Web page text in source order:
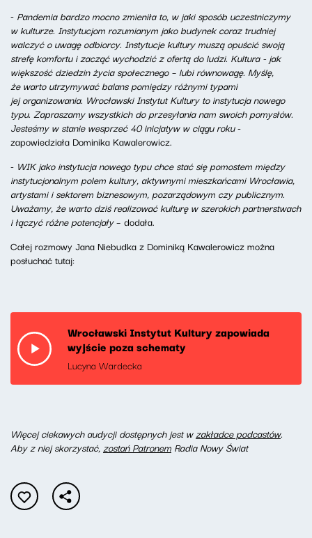
- Pandemia bardzo mocno zmieniła to, w jaki sposób uczestniczymy
w kulturze. Instytucjom rozumianym jako budynek coraz trudniej
walczyć o uwagę odbiorcy. Instytucje kultury muszą opuścić swoją
strefę komfortu i zacząć wychodzić z ofertą do ludzi. Kultura - jak
większość dziedzin życia społecznego – lubi równowagę. Myślę,
że warto utrzymywać balans pomiędzy różnymi typami
jej organizowania. Wrocławski Instytut Kultury to instytucja nowego
typu. Zapraszamy wszystkich do przesyłania nam swoich pomysłów.
Jesteśmy w stanie wesprzeć 40 inicjatyw w ciągu roku-
zapowiedziała Dominika Kawalerowicz.
- WIK jako instytucja nowego typu chce stać się pomostem między
instytucjonalnym polem kultury, aktywnymi mieszkańcami Wrocławia,
artystami i sektorem biznesowym, pozarządowym czy publicznym.
Uważamy, że warto dziś realizować kulturę w szerokich partnerstwach
i łączyć różne potencjały– dodała.
Całej rozmowy Jana Niebudka z Dominiką Kawalerowicz można
posłuchać tutaj:
Wrocławski Instytut Kultury zapowiada
wyjście poza schematy
Lucyna Wardecka
Więcej ciekawych audycji dostępnych jest wzakładce podcastów.
Aby z niej skorzystać,zostań Patronem Radia Nowy Świat